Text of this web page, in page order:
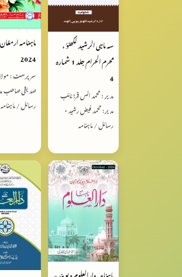
سہ ماہی الرشید لکھنؤ ،
محرم الحرام جلد 1 شمارہ
4
مدیر : محمد انس قمر؛ نائب
مدیر: محمد فیض رشید •
رسائل / ماہنامہ
ماہنامہ
2024
سرپرست :
صدیقی صاحب
رسائل / ماہنامہ